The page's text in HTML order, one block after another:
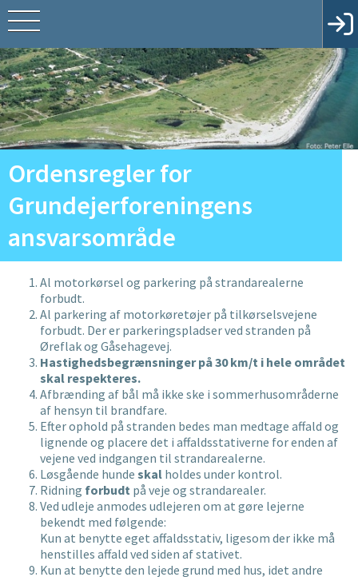
Ordensregler for
Grundejerforeningens
ansvarsområde
Al motorkørsel og parkering på strandarealerne
forbudt.
Al parkering af motorkøretøjer på tilkørselsvejene
forbudt. Der er parkeringspladser ved stranden på
Øreflak og Gåsehagevej.
Hastighedsbegrænsninger på 30 km/t i hele området
skal respekteres.
Afbrænding af bål må ikke ske i sommerhusområderne
af hensyn til brandfare.
Efter ophold på stranden bedes man medtage affald og
lignende og placere det i affaldsstativerne for enden af
vejene ved indgangen til strandarealerne.
Løsgående hunde skal holdes under kontrol.
Ridning forbudt på veje og strandarealer.
Ved udleje anmodes udlejeren om at gøre lejerne
bekendt med følgende:
Kun at benytte eget affaldsstativ, ligesom der ikke må
henstilles affald ved siden af stativet.
Kun at benytte den lejede grund med hus, idet andre